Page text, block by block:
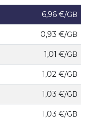
Prezzo
6,96 €/GB
0,93 €/GB
1,01 €/GB
1,02 €/GB
1,03 €/GB
1,03 €/GB